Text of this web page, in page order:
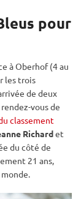
pour
àOberhof(4 au
les trois
de deux
vous de
classement
Richardet
du côté de
21 ans,
.